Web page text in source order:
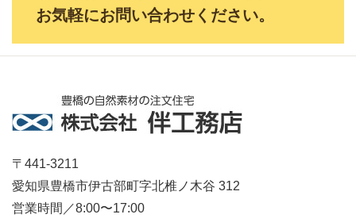
お気軽にお問い合わせください。
〒441-3211
愛知県豊橋市伊古部町字北椎ノ木谷 312
営業時間／8:00〜17:00